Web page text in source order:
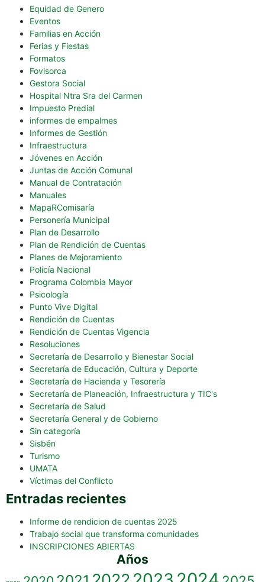
Equidad de Genero
Eventos
Familias en Acción
Ferias y Fiestas
Formatos
Fovisorca
Gestora Social
Hospital Ntra Sra del Carmen
Impuesto Predial
informes de empalmes
Informes de Gestión
Infraestructura
Jóvenes en Acción
Juntas de Acción Comunal
Manual de Contratación
Manuales
MapaRComisaría
Personería Municipal
Plan de Desarrollo
Plan de Rendición de Cuentas
Planes de Mejoramiento
Policía Nacional
Programa Colombia Mayor
Psicología
Punto Vive Digital
Rendición de Cuentas
Rendición de Cuentas Vigencia
Resoluciones
Secretaría de Desarrollo y Bienestar Social
Secretaría de Educación, Cultura y Deporte
Secretaría de Hacienda y Tesorería
Secretaría de Planeación, Infraestructura y TIC's
Secretaría de Salud
Secretaría General y de Gobierno
Sin categoría
Sisbén
Turismo
UMATA
Víctimas del Conflicto
Entradas recientes
Informe de rendicion de cuentas 2025
Trabajo social que transforma comunidades
INSCRIPCIONES ABIERTAS
Años